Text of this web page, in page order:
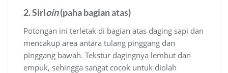
2. Sirloin(paha bagian atas)
Potongan ini terletak di bagian atas daging sapi dan
mencakup area antara tulang pinggang dan
pinggang bawah. Tekstur dagingnya lembut dan
empuk, sehingga sangat cocok untuk diolah